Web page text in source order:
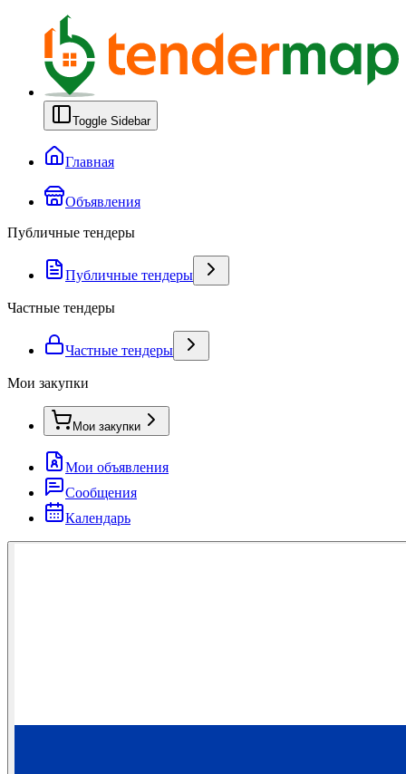
Toggle Sidebar
Главная
Объявления
Публичные тендеры
Публичные тендеры
Частные тендеры
Частные тендеры
Мои закупки
Мои закупки
Мои объявления
Сообщения
Календарь